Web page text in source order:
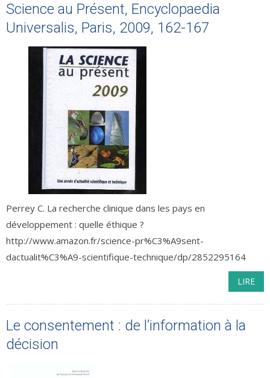
Science au Présent, Encyclopaedia
Universalis, Paris, 2009, 162-167
Perrey C. La recherche clinique dans les pays en
développement : quelle éthique ?
http://www.amazon.fr/science-pr%C3%A9sent-
dactualit%C3%A9-scientifique-technique/dp/2852295164
LIRE
Le consentement : de l’information à la
décision